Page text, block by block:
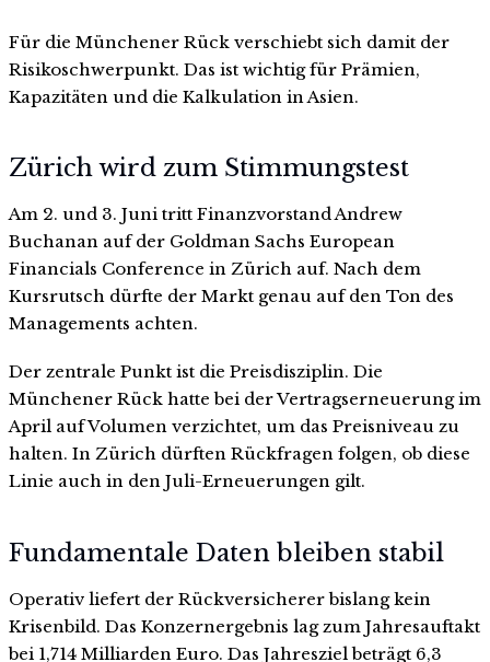
Für die Münchener Rück verschiebt sich damit der
Risikoschwerpunkt. Das ist wichtig für Prämien,
Kapazitäten und die Kalkulation in Asien.
Zürich wird zum Stimmungstest
Am 2. und 3. Juni tritt Finanzvorstand Andrew
Buchanan auf der Goldman Sachs European
Financials Conference in Zürich auf. Nach dem
Kursrutsch dürfte der Markt genau auf den Ton des
Managements achten.
Der zentrale Punkt ist die Preisdisziplin. Die
Münchener Rück hatte bei der Vertragserneuerung im
April auf Volumen verzichtet, um das Preisniveau zu
halten. In Zürich dürften Rückfragen folgen, ob diese
Linie auch in den Juli-Erneuerungen gilt.
Fundamentale Daten bleiben stabil
Operativ liefert der Rückversicherer bislang kein
Krisenbild. Das Konzernergebnis lag zum Jahresauftakt
bei 1,714 Milliarden Euro. Das Jahresziel beträgt 6,3